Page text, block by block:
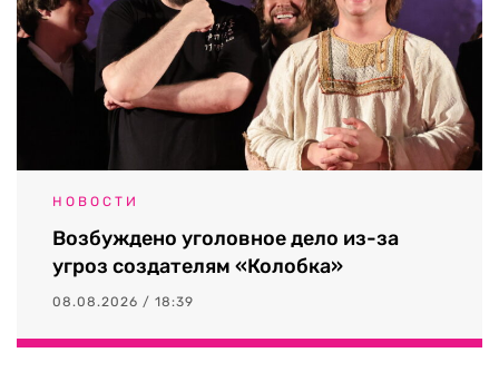
НОВОСТИ
Возбуждено уголовное дело из-за
угроз создателям «Колобка»
08.08.2026 / 18:39